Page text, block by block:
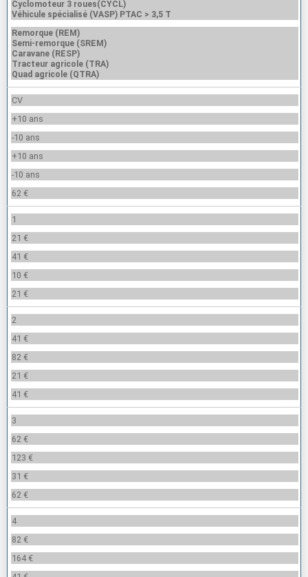
Cyclomoteur 3 roues(CYCL)
Véhicule spécialisé (VASP) PTAC > 3,5 T
Remorque (REM)
Semi-remorque (SREM)
Caravane (RESP)
Tracteur agricole (TRA)
Quad agricole (QTRA)
CV
+10 ans
-10 ans
+10 ans
-10 ans
62 €
1
21 €
41 €
10 €
21 €
2
41 €
82 €
21 €
41 €
3
62 €
123 €
31 €
62 €
4
82 €
164 €